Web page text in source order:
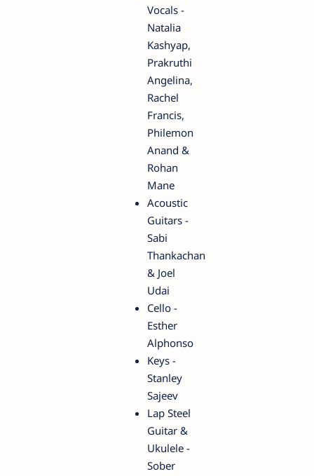
Vocals -
Natalia
Kashyap,
Prakruthi
Angelina,
Rachel
Francis,
Philemon
Anand &
Rohan
Mane
Acoustic
Guitars -
Sabi
Thankachan
& Joel
Udai
Cello -
Esther
Alphonso
Keys -
Stanley
Sajeev
Lap Steel
Guitar &
Ukulele -
Sober